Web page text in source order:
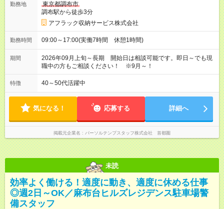
勤務地
東京都調布市
調布駅から徒歩3分
アフラック収納サービス株式会社
勤務時間 09:00～17:00(実働7時間 休憩1時間)
期間
2026年09月上旬～長期 開始日は相談可能です。即日～でも現
職中の方もご相談ください！ ※9月～！
特徴 40～50代活躍中
気になる！ 応募する 詳細へ
掲載元企業名 パーソルテンプスタッフ株式会社 首都圏
未読
効率よく働ける！適度に動き、適度に休める仕事
◎週2日～OK／麻布台ヒルズレジデンス駐車場警
備スタッフ